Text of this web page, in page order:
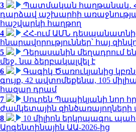
3
Պատմական հաղթանակ․
դարձավ աշխարհի
հաշվարկի հաղթող
4
ՀՀ-ում ԱՄՆ դեսպանատնից
հնարավորություններ՝ հայ
5
Դերասանին մեղադրում
մեջ․ նա ձերբակալվել է
6
Գագիկ Ծառուկյանից
գույք, 42 ավտոմեքենա, 105
հազար դրամ
7
Սուրեն Պապիկյանի նոր
ժամկետային զինծառայողների
8
10 միլիոն երկրպագու
Արգենտինային ԱԱ-2026-ից